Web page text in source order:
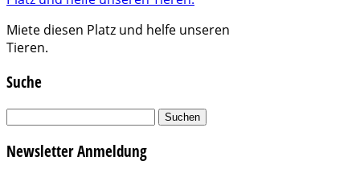
Miete diesen Platz und helfe unseren
Tieren.
Suche
Suchen
Newsletter Anmeldung